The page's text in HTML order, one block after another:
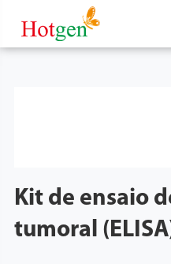
Kit de ensaio
tumoral